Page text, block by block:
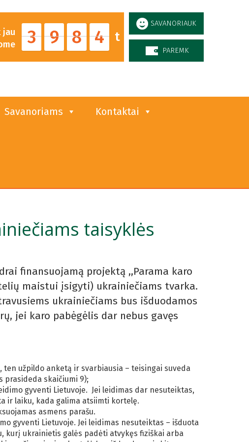
jau
3 9 8 4 t
SAVANORIAUK
PAREMK
Savanoriams Kontaktai
taisyklės
finansuojamą projektą ,,Parama karo
maistui įsigyti) ukrainiečiams tvarka.
ukrainiečiams bus išduodamos
jei karo pabėgėlis dar nebus gavęs
, ten užpildo anketą ir svarbiausia – teisingai suveda
prasideda skaičiumi 9);
gyventi Lietuvoje. Jei leidimas dar nesuteiktas,
ir laiku, kada galima atsiimti kortelę.
asmens parašu.
gyventi Lietuvoje. Jei leidimas nesuteiktas – išduota
kurį ukrainietis galės padėti atvykęs fiziškai arba